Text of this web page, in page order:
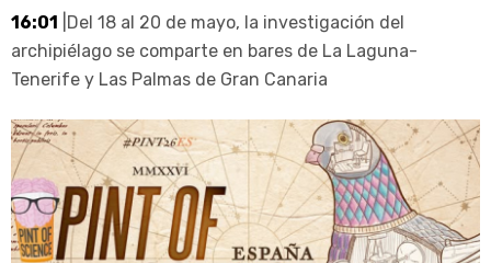
16:01 |Del 18 al 20 de mayo, la investigación del
archipiélago se comparte en bares de La Laguna-
Tenerife y Las Palmas de Gran Canaria